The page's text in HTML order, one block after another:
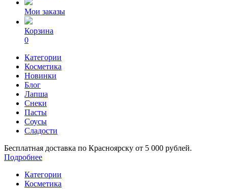
Мои заказы
Корзина
0
Категории
Косметика
Новинки
Блог
Лапша
Снеки
Пасты
Соусы
Сладости
Бесплатная доставка по Красноярску от 5 000 рублей.
Подробнее
Категории
Косметика